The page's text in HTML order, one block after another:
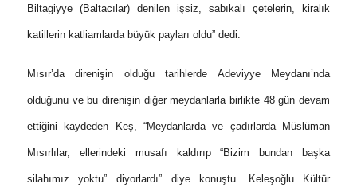
Biltagiyye (Baltacılar) denilen işsiz, sabıkalı çetelerin, kiralık
katillerin katliamlarda büyük payları oldu” dedi.
Mısır’da direnişin olduğu tarihlerde Adeviyye Meydanı’nda
olduğunu ve bu direnişin diğer meydanlarla birlikte 48 gün devam
ettiğini kaydeden Keş, “Meydanlarda ve çadırlarda Müslüman
Mısırlılar, ellerindeki musafı kaldırıp “Bizim bundan başka
silahımız yoktu” diyorlardı” diye konuştu. Keleşoğlu Kültür